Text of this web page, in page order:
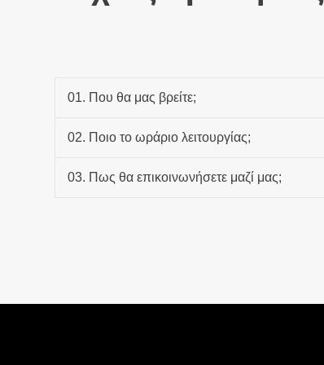
01. Που θα μας βρείτε;
02. Ποιο το ωράριο λειτουργίας;
03. Πως θα επικοινωνήσετε μαζί μας;